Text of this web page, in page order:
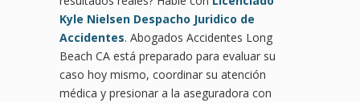
Kyle Nielsen Despacho Juridico de
Accidentes. Abogados Accidentes Long
Beach CA está preparado para evaluar su
caso hoy mismo, coordinar su atención
médica y presionar a la aseguradora con